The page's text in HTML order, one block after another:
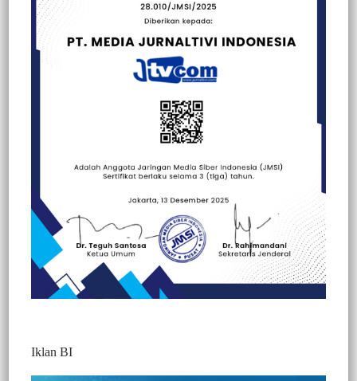
BERITA VIDEO : KOMUNITAS AKU
Iklan BI